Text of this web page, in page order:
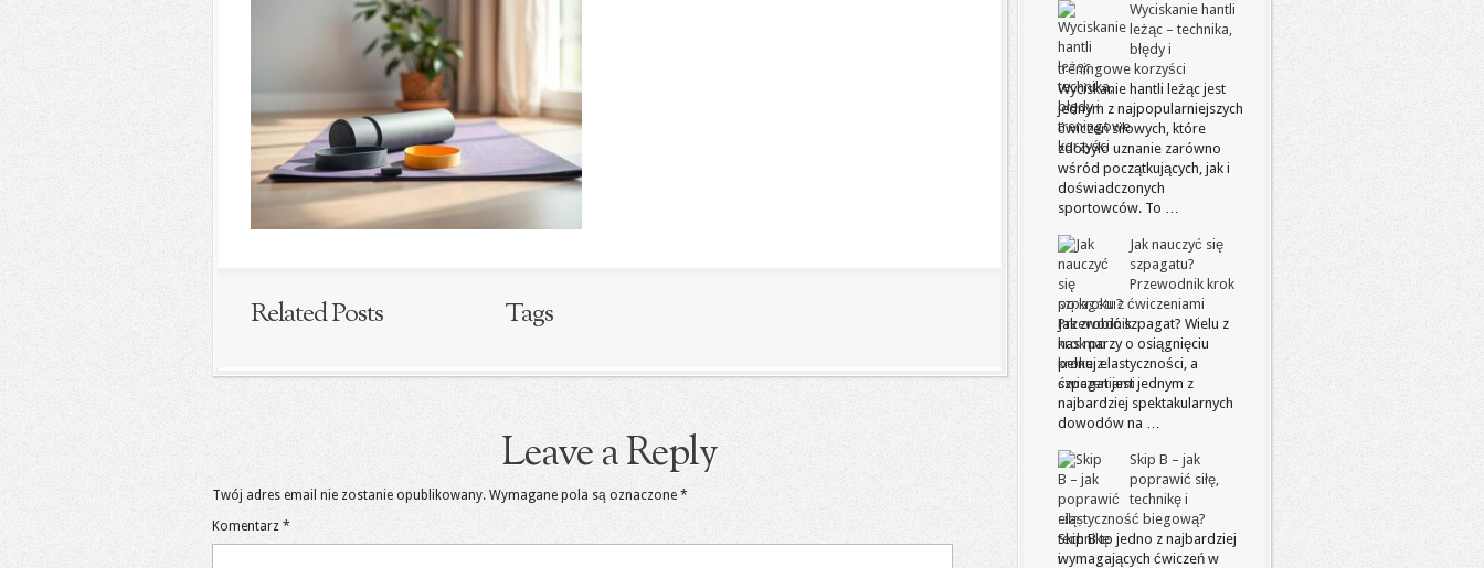
Related Posts Tags
Leave a Reply
Twój adres email nie zostanie opublikowany. Wymagane pola są oznaczone *
Komentarz *
Wyciskanie hantli
leżąc – technika,
błędy i
treningowe korzyści
Wyciskanie hantli leżąc jest
jednym z najpopularniejszych
ćwiczeń siłowych, które
zdobyło uznanie zarówno
wśród początkujących, jak i
doświadczonych
sportowców. To …
Jak nauczyć się
szpagatu?
Przewodnik krok
po kroku z ćwiczeniami
Jak zrobić szpagat? Wielu z
nas marzy o osiągnięciu
pełnej elastyczności, a
szpagat jest jednym z
najbardziej spektakularnych
dowodów na …
Skip B – jak
poprawić siłę,
technikę i
elastyczność biegową?
Skip B to jedno z najbardziej
wymagających ćwiczeń w